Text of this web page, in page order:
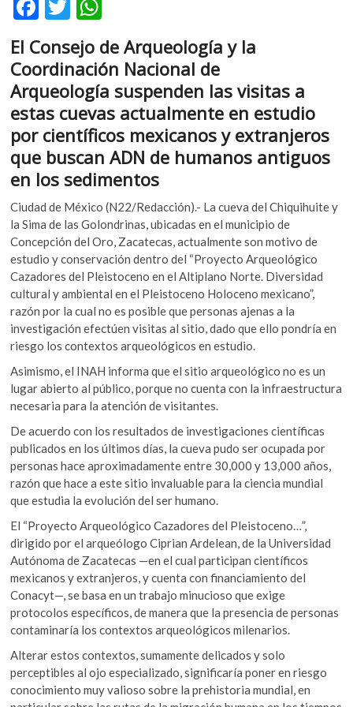
F
e
b
o
o
k
T
itt
er
at
s
A
p
p
El Consejo de Arqueología y la
Coordinación Nacional de
Arqueología suspenden las visitas a
estas cuevas actualmente en estudio
por científicos mexicanos y extranjeros
que buscan ADN de humanos antiguos
en los sedimentos
Ciudad de México (N22/Redacción).- La cueva del Chiquihuite y
la Sima de las Golondrinas, ubicadas en el municipio de
Concepción del Oro, Zacatecas, actualmente son motivo de
estudio y conservación dentro del “Proyecto Arqueológico
Cazadores del Pleistoceno en el Altiplano Norte. Diversidad
cultural y ambiental en el Pleistoceno Holoceno mexicano”,
razón por la cual no es posible que personas ajenas a la
investigación efectúen visitas al sitio, dado que ello pondría en
riesgo los contextos arqueológicos en estudio.
Asimismo, el INAH informa que el sitio arqueológico no es un
lugar abierto al público, porque no cuenta con la infraestructura
necesaria para la atención de visitantes.
De acuerdo con los resultados de investigaciones científicas
publicados en los últimos días, la cueva pudo ser ocupada por
personas hace aproximadamente entre 30,000 y 13,000 años,
razón que hace a este sitio invaluable para la ciencia mundial
que estudia la evolución del ser humano.
El “Proyecto Arqueológico Cazadores del Pleistoceno…”,
dirigido por el arqueólogo Ciprian Ardelean, de la Universidad
Autónoma de Zacatecas —en el cual participan científicos
mexicanos y extranjeros, y cuenta con financiamiento del
Conacyt—, se basa en un trabajo minucioso que exige
protocolos específicos, de manera que la presencia de personas
contaminaría los contextos arqueológicos milenarios.
Alterar estos contextos, sumamente delicados y solo
perceptibles al ojo especializado, significaría poner en riesgo
conocimiento muy valioso sobre la prehistoria mundial, en